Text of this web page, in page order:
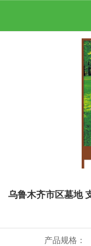
乌鲁木齐市区墓地
产品规格：